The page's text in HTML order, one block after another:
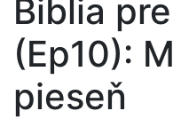
Biblia
(Ep10):
pieseň